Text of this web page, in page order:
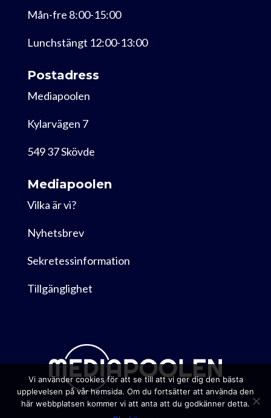
Mån-fre 8:00-15:00
Lunchstängt 12:00-13:00
Postadress
Mediapoolen
Kylarvägen 7
549 37 Skövde
Mediapoolen
Vilka är vi?
Nyhetsbrev
Sekretessinformation
Tillgänglighet
Vi använder cookies för att se till att vi ger dig den bästa
upplevelsen på vår hemsida. Om du fortsätter att använda den
här webbplatsen kommer vi att anta att du godkänner detta.